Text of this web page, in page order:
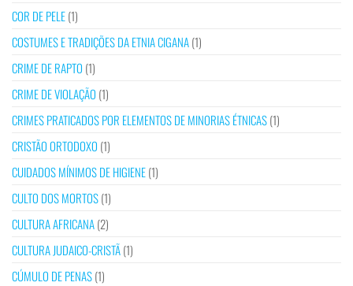
COR DE PELE(1)
COSTUMES E TRADIÇÕES DA ETNIA CIGANA(1)
CRIME DE RAPTO (1)
CRIME DE VIOLAÇÃO (1)
CRIMES PRATICADOS POR ELEMENTOS DE MINORIAS ÉTNICAS(1)
CRISTÃO ORTODOXO (1)
CUIDADOS MÍNIMOS DE HIGIENE(1)
CULTO DOS MORTOS(1)
CULTURA AFRICANA(2)
CULTURA JUDAICO-CRISTÃ(1)
CÚMULO DE PENAS(1)